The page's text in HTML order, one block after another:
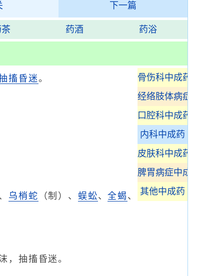
下一篇
药酒 药浴
骨伤科中成药
经络肢体病症中成药
口腔科中成药
内科中成药
皮肤科中成药
脾胃病症中成药
其他中成药
搐 昏迷。
乌梢蛇 （制）、 蜈蚣、全蝎 、
抽搐昏迷。